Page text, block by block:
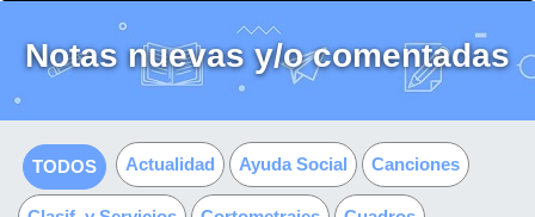
Notas nuevas y/o comentadas
TODOS Actualidad Ayuda Social Canciones